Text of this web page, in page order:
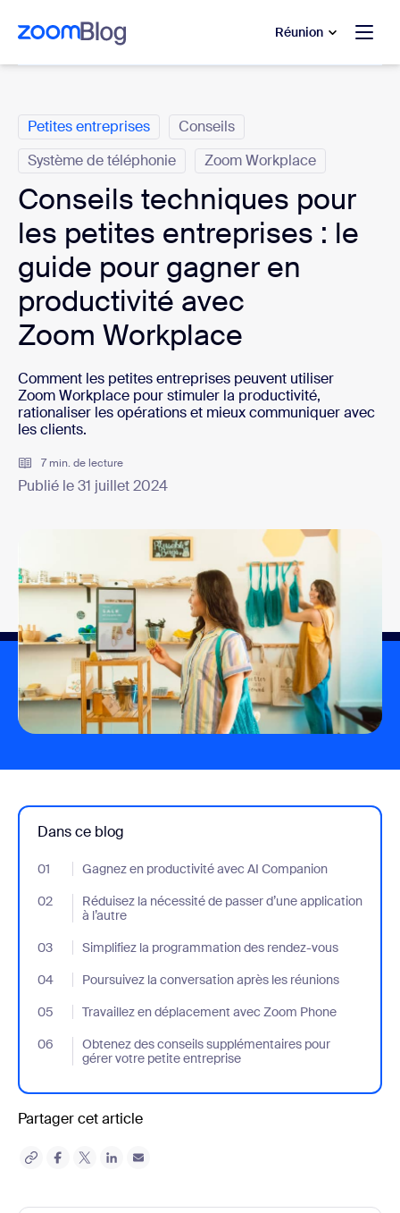
contenu principal
au chat d’aide
Réunion
Petites entreprises
Conseils
Système de téléphonie
Zoom Workplace
Conseils techniques pour
les petites entreprises : le
guide pour gagner en
productivité avec
Zoom Workplace
Comment les petites entreprises peuvent utiliser
Zoom Workplace pour stimuler la productivité,
rationaliser les opérations et mieux communiquer avec
les clients.
7 min. de lecture
Publié le 31 juillet 2024
Dans ce blog
01 Gagnez en productivité avec AI Companion
- Jumplink to Gagnez en productivité avec AI Companion
02
Réduisez la nécessité de passer d’une application
à l’autre
- Jumplink to Réduisez la nécessité de passer d’une application
03 Simplifiez la programmation des rendez-vous
- Jumplink to Simplifiez la programmation des rendez-vous
04
Poursuivez la conversation après les réunions
- Jumplink to Poursuivez la conversation après les réunions
05
Travaillez en déplacement avec Zoom Phone
- Jumplink to Travaillez en déplacement avec Zoom Phone
06
Obtenez des conseils supplémentaires pour
gérer votre petite entreprise
- Jumplink to Obtenez des conseils supplémentaires pour
Partager cet article